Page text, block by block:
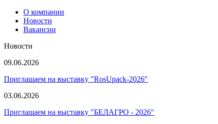
О компании
Новости
Вакансии
Новости
09.06.2026
Приглашаем на выставку "RosUpack-2026"
03.06.2026
Приглашаем на выставку "БЕЛАГРО - 2026"